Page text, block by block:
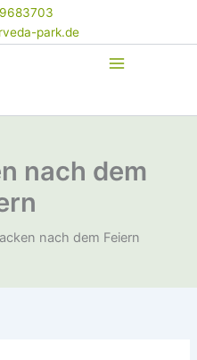
park.de
nach dem
nach dem Feiern